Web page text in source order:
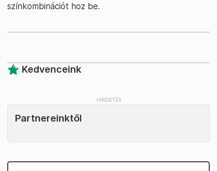
színkombinációt hoz be.
Kedvenceink
Partnereinktől